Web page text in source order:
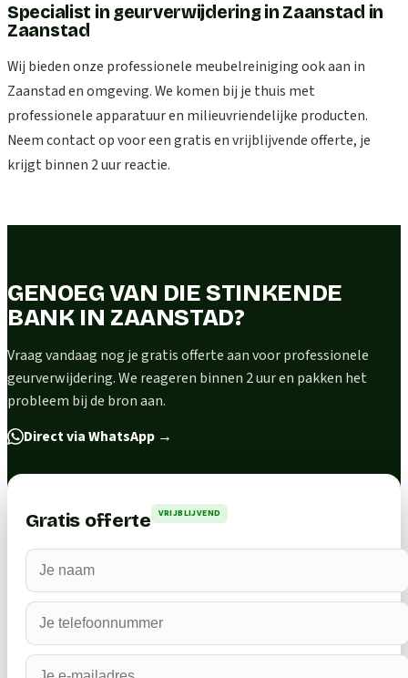
Specialist in geurverwijdering in Zaanstad in
Zaanstad
Wij bieden onze professionele meubelreiniging ook aan in
Zaanstad en omgeving. We komen bij je thuis met
professionele apparatuur en milieuvriendelijke producten.
Neem contact op voor een gratis en vrijblijvende offerte, je
krijgt binnen 2 uur reactie.
GENOEG VAN DIE STINKENDE
BANK IN ZAANSTAD?
Vraag vandaag nog je gratis offerte aan voor professionele
geurverwijdering. We reageren binnen 2 uur en pakken het
probleem bij de bron aan.
Direct via WhatsApp →
Gratis offerte VRIJBLIJVEND